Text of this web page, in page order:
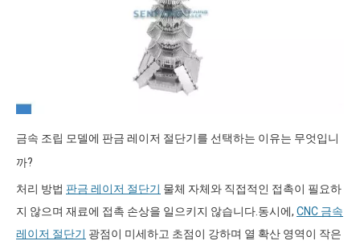
금속 조립 모델에 판금 레이저 절단기를 선택하는 이유는 무엇입니
까?
처리 방법 판금 레이저 절단기 물체 자체와 직접적인 접촉이 필요하
지 않으며 재료에 접촉 손상을 일으키지 않습니다.동시에, CNC 금속
레이저 절단기 광점이 미세하고 초점이 강하며 열 확산 영역이 작은